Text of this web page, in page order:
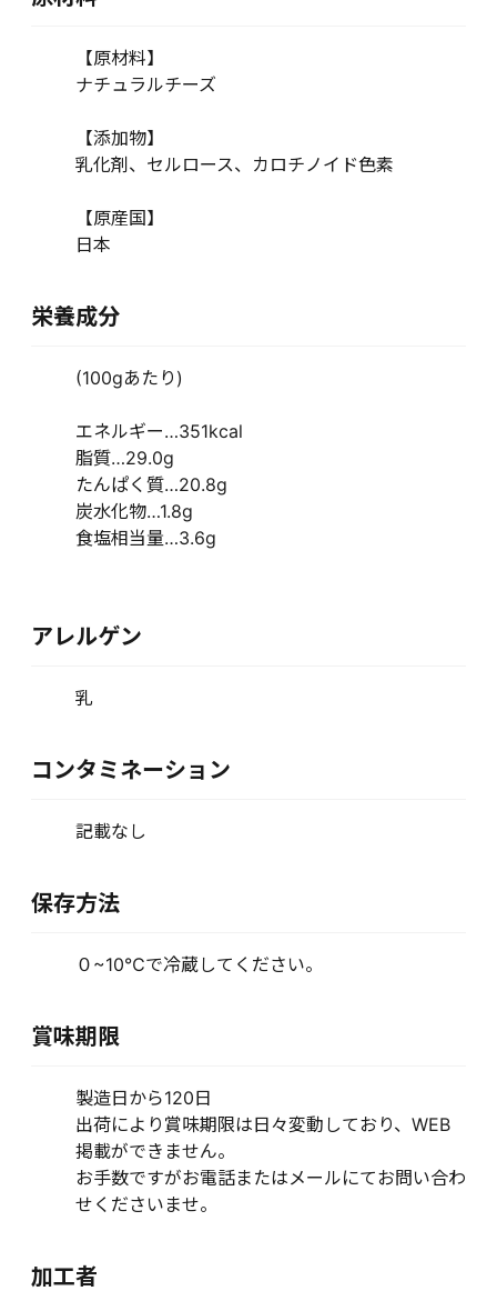
【原材料】
ナチュラルチーズ
【添加物】
乳化剤、セルロース、カロチノイド色素
【原産国】
日本
栄養成分
(100gあたり)
エネルギー…351kcal
脂質…29.0g
たんぱく質…20.8g
炭水化物…1.8g
食塩相当量…3.6g
アレルゲン
乳
コンタミネーション
記載なし
保存方法
０~10℃で冷蔵してください。
賞味期限
製造日から120日
出荷により賞味期限は日々変動しており、WEB
掲載ができません。
お手数ですがお電話またはメールにてお問い合わ
せくださいませ。
加工者